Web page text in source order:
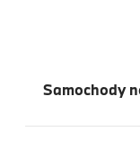
Samochody